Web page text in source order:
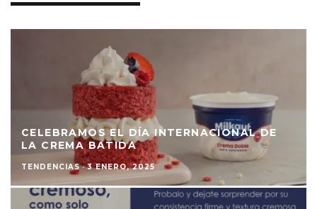
CELEBRAMOS EL DÍA INTERNACIONAL DE
LA CREMA BATIDA
TENDENCIAS · 3 ENERO, 2025